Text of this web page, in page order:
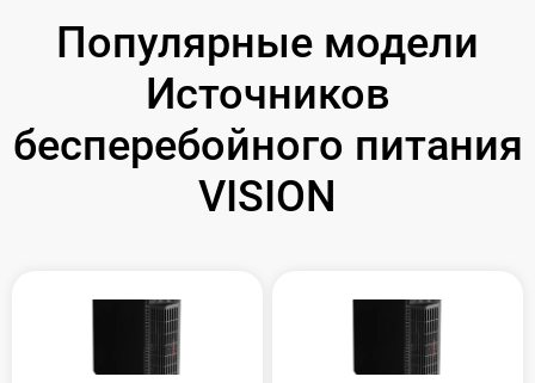
Популярные модели
Источников
бесперебойного питания
VISION